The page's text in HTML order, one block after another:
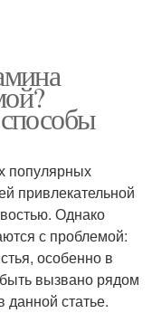
популярных
привлекательной
Однако
с проблемой:
особенно в
вызвано рядом
статье.